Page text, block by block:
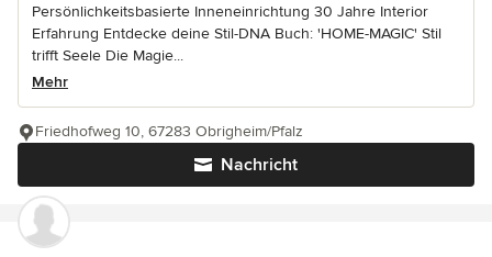
Persönlichkeitsbasierte Inneneinrichtung 30 Jahre Interior
Erfahrung Entdecke deine Stil-DNA Buch: 'HOME-MAGIC' Stil
trifft Seele Die Magie...
Mehr
Nachricht
Friedhofweg 10, 67283 Obrigheim/Pfalz